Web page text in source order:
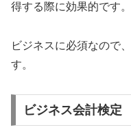
得する際に効果的です。
ビジネスに必須なので
す。
ビジネス会計検定